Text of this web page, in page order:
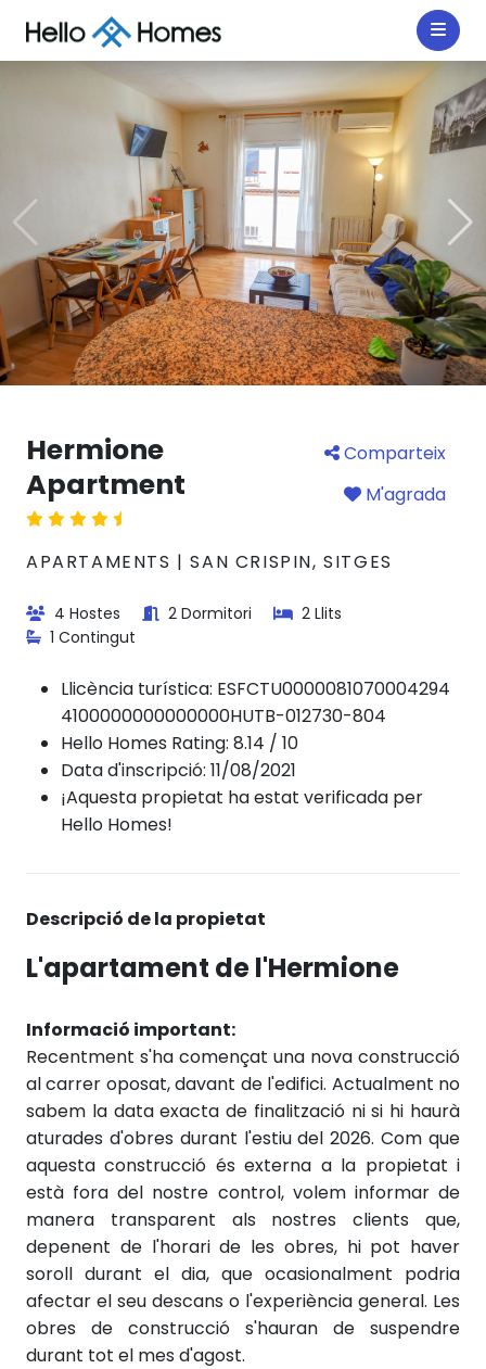
Hermione
Apartment
Comparteix
M'agrada
APARTAMENTS | SAN CRISPIN, SITGES
4 Hostes 2 Dormitori
2 Llits
1 Contingut
Llicència turística: ESFCTU0000081070004294
4100000000000000HUTB-012730-804
Hello Homes Rating: 8.14 / 10
Data d'inscripció: 11/08/2021
¡Aquesta propietat ha estat verificada per
Hello Homes!
Descripció de la propietat
L'apartament de l'Hermione
Informació important:
Recentment s'ha començat una nova construcció
al carrer oposat, davant de l'edifici. Actualment no
sabem la data exacta de finalització ni si hi haurà
aturades d'obres durant l'estiu del 2026. Com que
aquesta construcció és externa a la propietat i
està fora del nostre control, volem informar de
manera transparent als nostres clients que,
depenent de l'horari de les obres, hi pot haver
soroll durant el dia, que ocasionalment podria
afectar el seu descans o l'experiència general. Les
obres de construcció s'hauran de suspendre
durant tot el mes d'agost.